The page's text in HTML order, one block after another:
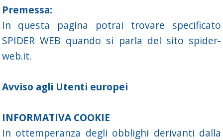
Premessa:
In questa pagina potrai trovare specificato
SPIDER WEB quando si parla del sito spider-
web.it.
Avviso agli Utenti europei
INFORMATIVA COOKIE
In ottemperanza degli obblighi derivanti dalla